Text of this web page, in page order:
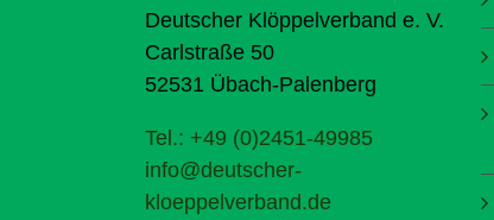
Deutscher Klöppelverband e. V.
Carlstraße 50
52531 Übach-Palenberg
Tel.: +49 (0)2451-49985
info@deutscher-
kloeppelverband.de